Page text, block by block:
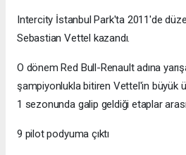
Intercity İstanbul Park'ta 2011'de
Sebastian Vettel kazandı.
O dönem Red Bull-Renault adına
şampiyonlukla bitiren Vettel'in büyük
1 sezonunda galip geldiği etaplar
9 pilot podyuma çıktı